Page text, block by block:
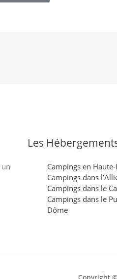
Les
Campings en
Campings dans
Campings dans le
Campings dans le
Dôme